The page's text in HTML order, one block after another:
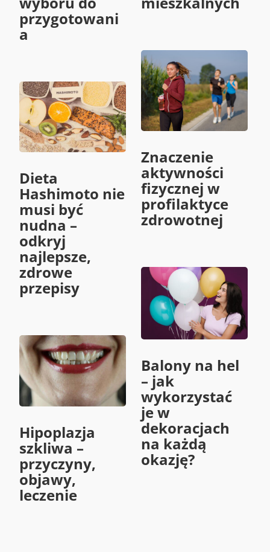
przygotowani
a
Dieta
Hashimoto nie
musi być
nudna –
odkryj
najlepsze,
zdrowe
przepisy
Hipoplazja
szkliwa –
przyczyny,
objawy,
leczenie
Znaczenie
aktywności
fizycznej w
profilaktyce
zdrowotnej
Balony na hel
– jak
wykorzystać
je w
dekoracjach
na każdą
okazję?